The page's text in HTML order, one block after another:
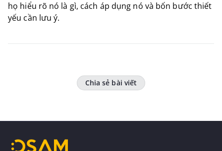
họ hiểu rõ nó là gì, cách áp dụng nó và bốn bước thiết
yếu cần lưu ý.
Chia sẻ bài viết